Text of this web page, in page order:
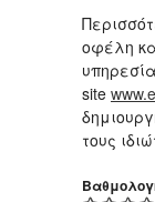
οφέλη
site
τους